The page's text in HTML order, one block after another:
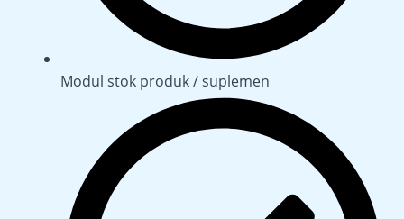
Modul stok produk / suplemen